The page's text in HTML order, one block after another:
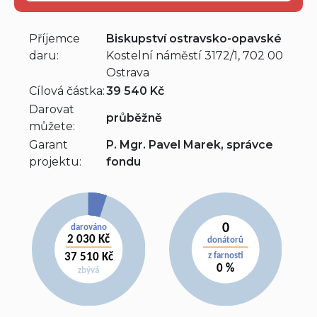
Příjemce
daru:
Biskupství ostravsko-opavské
Kostelní náměstí 3172/1, 702 00
Ostrava
Cílová částka:39 540 Kč
Darovat
můžete:
průběžně
Garant
projektu:
P. Mgr. Pavel Marek, správce
fondu